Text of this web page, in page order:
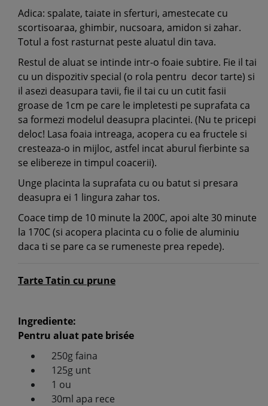
Adica: spalate, taiate in sferturi, amestecate cu
scortisoaraa, ghimbir, nucsoara, amidon si zahar.
Totul a fost rasturnat peste aluatul din tava.
Restul de aluat se intinde intr-o foaie subtire. Fie il tai
cu un dispozitiv special (o rola pentru decor tarte) si
il asezi deasupara tavii, fie il tai cu un cutit fasii
groase de 1cm pe care le impletesti pe suprafata ca
sa formezi modelul deasupra placintei. (Nu te pricepi
deloc! Lasa foaia intreaga, acopera cu ea fructele si
cresteaza-o in mijloc, astfel incat aburul fierbinte sa
se elibereze in timpul coacerii).
Unge placinta la suprafata cu ou batut si presara
deasupra ei 1 lingura zahar tos.
Coace timp de 10 minute la 200C, apoi alte 30 minute
la 170C (si acopera placinta cu o folie de aluminiu
daca ti se pare ca se rumeneste prea repede).
Tarte Tatin cu prune
Ingrediente:
Pentru aluat pate brisée
250g faina
125g unt
1 ou
30ml apa rece